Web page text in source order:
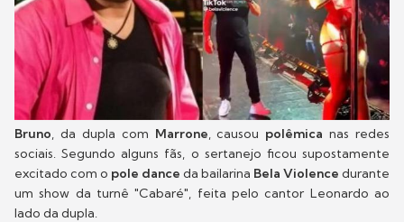
Bruno, da dupla com Marrone, causou polêmicanas redes
sociais. Segundo alguns fãs, o sertanejo ficou supostamente
excitado com o pole dance da bailarina Bela Violence durante
um show da turnê "Cabaré", feita pelo cantor Leonardo ao
lado da dupla.